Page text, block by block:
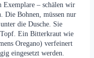
Exemplare – schälen wir
Die Bohnen, müssen nur
die Dusche. Sie
Ein Bitterkraut wie
Oregano) verfeinert
eingesetzt werden.